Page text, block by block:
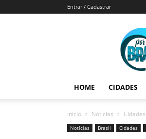
Entrar / Cadastrar
HOME CIDADES
Início Notícias Cidades
Notícias Brasil Cidades